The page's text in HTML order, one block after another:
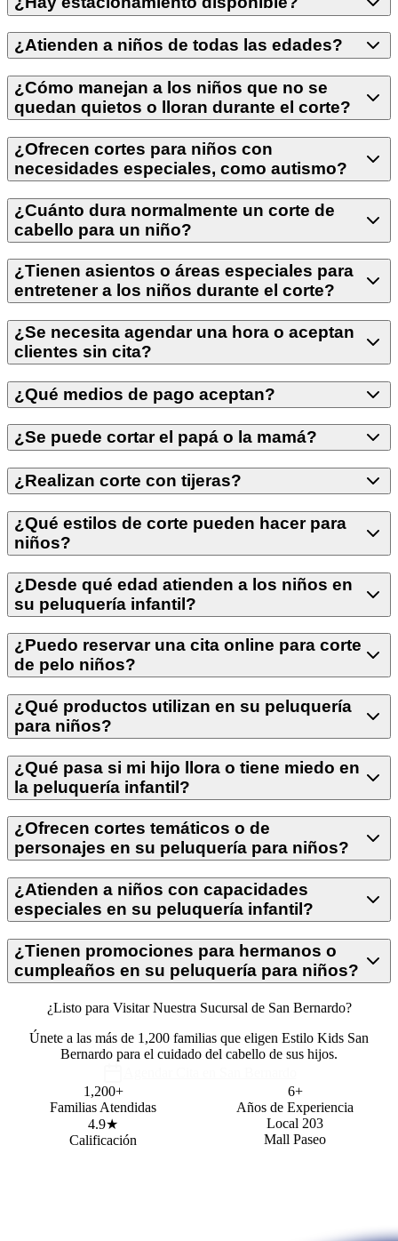
¿Atienden a niños de todas las edades?
¿Cómo manejan a los niños que no se
quedan quietos o lloran durante el corte?
¿Ofrecen cortes para niños con
necesidades especiales, como autismo?
¿Cuánto dura normalmente un corte de
cabello para un niño?
¿Tienen asientos o áreas especiales para
entretener a los niños durante el corte?
¿Se necesita agendar una hora o aceptan
clientes sin cita?
¿Qué medios de pago aceptan?
¿Se puede cortar el papá o la mamá?
¿Realizan corte con tijeras?
¿Qué estilos de corte pueden hacer para
niños?
¿Desde qué edad atienden a los niños en
su peluquería infantil?
¿Puedo reservar una cita online para corte
de pelo niños?
¿Qué productos utilizan en su peluquería
para niños?
¿Qué pasa si mi hijo llora o tiene miedo en
la peluquería infantil?
¿Ofrecen cortes temáticos o de
personajes en su peluquería para niños?
¿Atienden a niños con capacidades
especiales en su peluquería infantil?
¿Tienen promociones para hermanos o
cumpleaños en su peluquería para niños?
¿Listo para Visitar Nuestra Sucursal de San Bernardo?
Únete a las más de 1,200 familias que eligen Estilo Kids San
Bernardo para el cuidado del cabello de sus hijos.
1,200+
Familias Atendidas
6+
Años de Experiencia
4.9★
Calificación
Local 203
Mall Paseo